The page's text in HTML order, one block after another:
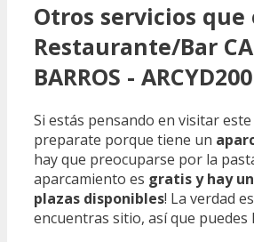
Otros servicios que
Restaurante/Bar
BARROS -
Si estás pensando en visitar
preparate porque tiene un
hay que preocuparse por la
aparcamiento es gratis y hay
plazas disponibles! La verdad
encuentras sitio, así que puedes